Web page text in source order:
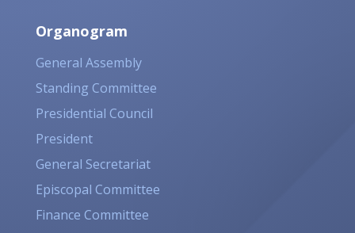
Organogram
General Assembly
Standing Committee
Presidential Council
President
General Secretariat
Episcopal Committee
Finance Committee